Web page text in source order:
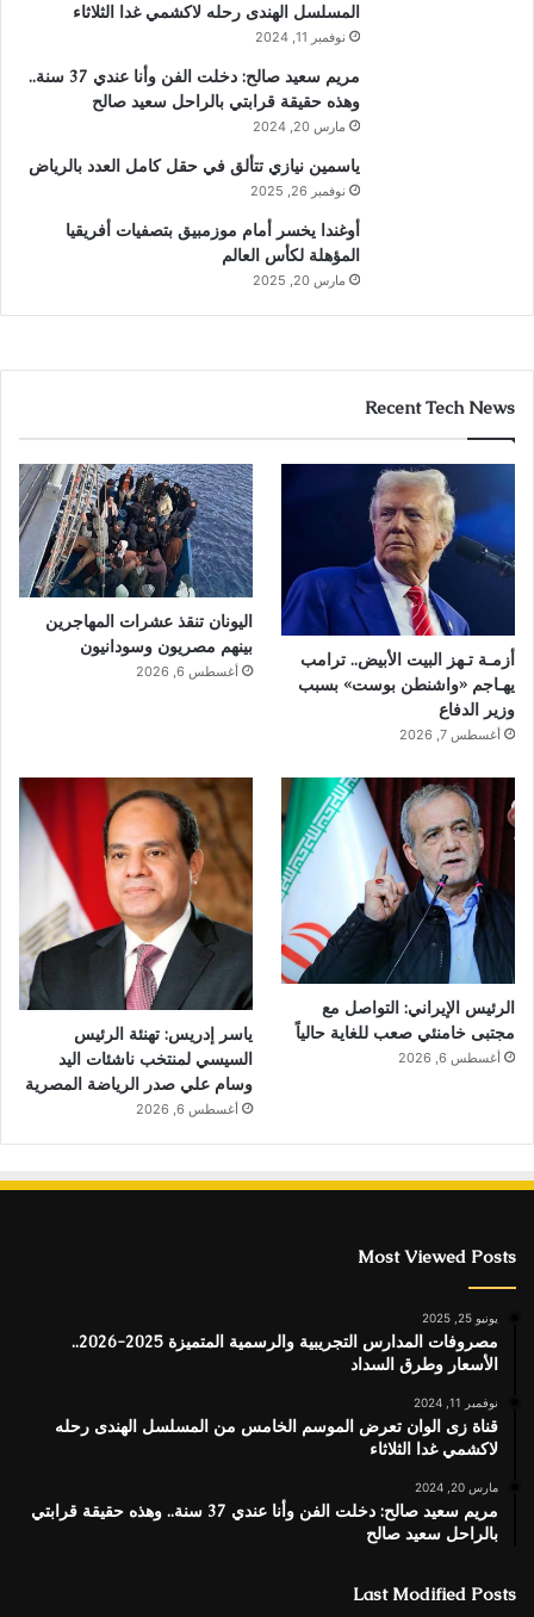
المسلسل الهندى رحله لاكشمي غدا الثلاثاء
نوفمبر 11, 2024
مريم سعيد صالح: دخلت الفن وأنا عندي 37 سنة..
وهذه حقيقة قرابتي بالراحل سعيد صالح
مارس 20, 2024
ياسمين نيازي تتألق في حقل كامل العدد بالرياض
نوفمبر 26, 2025
أوغندا يخسر أمام موزمبيق بتصفيات أفريقيا
المؤهلة لكأس العالم
مارس 20, 2025
Recent Tech News
أزمـة تـهز البيت الأبيض.. ترامب
يهـاجم «واشنطن بوست» بسبب
وزير الدفاع
أغسطس 7, 2026
اليونان تنقذ عشرات المهاجرين
بينهم مصريون وسودانيون
أغسطس 6, 2026
الرئيس الإيراني: التواصل مع
مجتبى خامنئي صعب للغاية حالياً
أغسطس 6, 2026
ياسر إدريس: تهنئة الرئيس
السيسي لمنتخب ناشئات اليد
وسام علي صدر الرياضة المصرية
أغسطس 6, 2026
Most Viewed Posts
يونيو 25, 2025
مصروفات المدارس التجريبية والرسمية المتميزة 2025-2026..
الأسعار وطرق السداد
نوفمبر 11, 2024
قناة زى الوان تعرض الموسم الخامس من المسلسل الهندى رحله
لاكشمي غدا الثلاثاء
مارس 20, 2024
مريم سعيد صالح: دخلت الفن وأنا عندي 37 سنة.. وهذه حقيقة قرابتي
بالراحل سعيد صالح
Last Modified Posts